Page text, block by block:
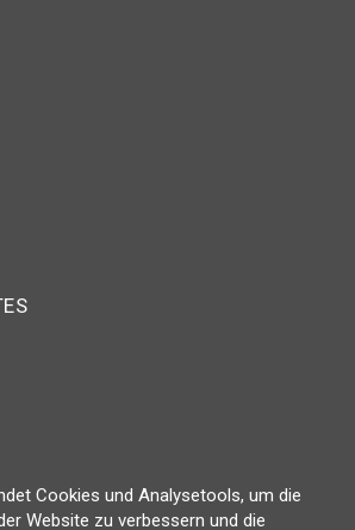
2026
Cookies und Analysetools, um die
Website zu verbessern und die